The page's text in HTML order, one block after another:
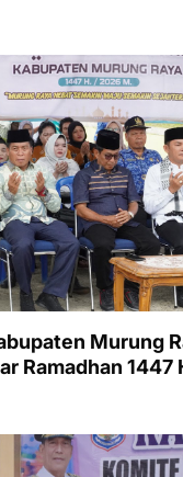
Murung
Ramadhan 1447